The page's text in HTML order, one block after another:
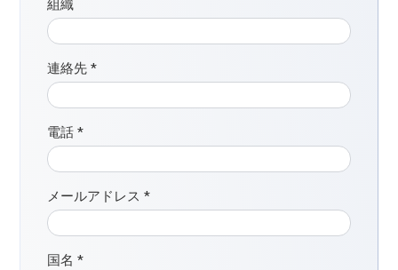
組織
連絡先*
電話*
メールアドレス*
国名*